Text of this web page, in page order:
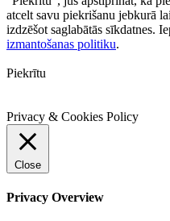
atcelt savu piekrišanu jebkurā
izdzēšot saglabātās sīkdatnes.
izmantošanas politiku.
Piekrītu
Privacy & Cookies Policy
Close
Privacy Overview